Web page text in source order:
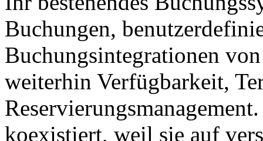
Buchungen,
Buchungsintegrationen
weiterhin Verfügbarkeit,
koexistiert, weil sie auf